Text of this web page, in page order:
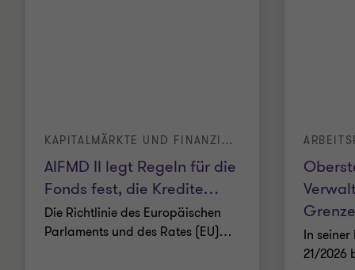
AIFMD II legt Regeln für die
Fonds fest, die Kredite…
KAPITALMÄRKTE UND FINANZINSTITUTE | LEGAL
Die Richtlinie des Europäischen
Parlaments und des Rates (EU)…
In
21/2026